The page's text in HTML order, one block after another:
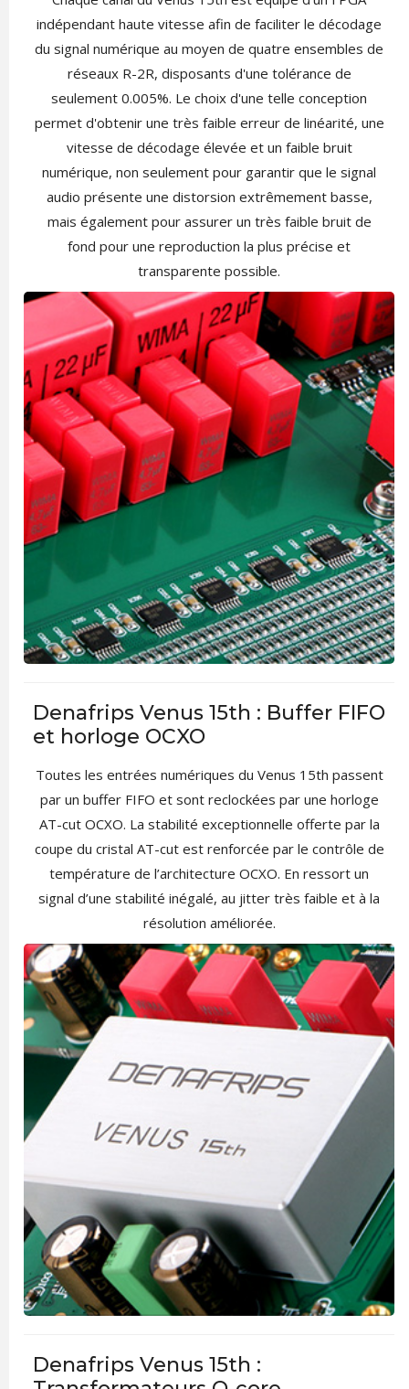
indépendant haute vitesse afin de faciliter le décodage
du signal numérique au moyen de quatre ensembles de
réseaux R-2R, disposants d'une tolérance de
seulement 0.005%. Le choix d'une telle conception
permet d'obtenir une très faible erreur de linéarité, une
vitesse de décodage élevée et un faible bruit
numérique, non seulement pour garantir que le signal
audio présente une distorsion extrêmement basse,
mais également pour assurer un très faible bruit de
fond pour une reproduction la plus précise et
transparente possible.
Denafrips Venus 15th : Buffer FIFO
et horloge OCXO
Toutes les entrées numériques du Venus 15th passent
par un buffer FIFO et sont reclockées par une horloge
AT-cut OCXO. La stabilité exceptionnelle offerte par la
coupe du cristal AT-cut est renforcée par le contrôle de
température de l’architecture OCXO. En ressort un
signal d’une stabilité inégalé, au jitter très faible et à la
résolution améliorée.
Denafrips Venus 15th :